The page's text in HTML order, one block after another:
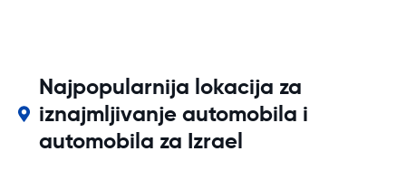
Najpopularnija lokacija za
iznajmljivanje automobila i
automobila za Izrael